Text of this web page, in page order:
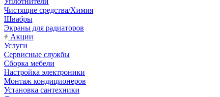
Чистящие средства/Химия
Швабры
Экраны для радиаторов
Акции
Услуги
Сервисные службы
Сборка мебели
Настройка электроники
Монтаж кондиционеров
Установка сантехники